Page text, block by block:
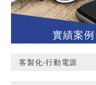
實績案例
客製化-行動電源